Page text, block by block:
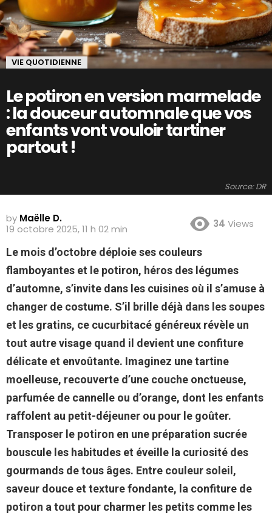
VIE QUOTIDIENNE
Le potiron en version marmelade
: la douceur automnale que vos
enfants vont vouloir tartiner
partout !
Source: DR
by Maëlle D.
19 octobre 2025, 11 h 02 min
34 Views
Le mois d’octobre déploie ses couleurs
flamboyantes et le potiron, héros des légumes
d’automne, s’invite dans les cuisines où il s’amuse à
changer de costume. S’il brille déjà dans les soupes
et les gratins, ce cucurbitacé généreux révèle un
tout autre visage quand il devient une confiture
délicate et envoûtante. Imaginez une tartine
moelleuse, recouverte d’une couche onctueuse,
parfumée de cannelle ou d’orange, dont les enfants
raffolent au petit-déjeuner ou pour le goûter.
Transposer le potiron en une préparation sucrée
bouscule les habitudes et éveille la curiosité des
gourmands de tous âges. Entre couleur soleil,
saveur douce et texture fondante, la confiture de
potiron a tout pour charmer les petits comme les